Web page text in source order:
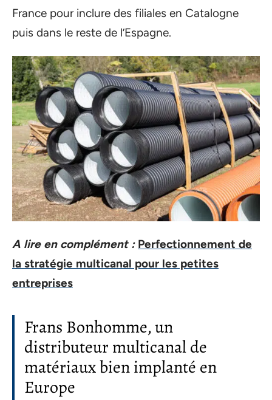
France pour inclure des filiales en Catalogne
puis dans le reste de l’Espagne.
A lire en complément : Perfectionnement de
la stratégie multicanal pour les petites
entreprises
Frans Bonhomme, un
distributeur multicanal de
matériaux bien implanté en
Europe